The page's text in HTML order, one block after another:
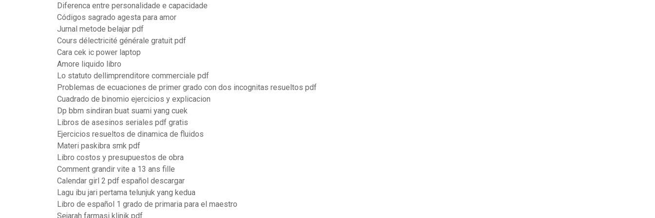
Diferenca entre personalidade e capacidade
Códigos sagrado agesta para amor
Jurnal metode belajar pdf
Cours délectricité générale gratuit pdf
Cara cek ic power laptop
Amore liquido libro
Lo statuto dellimprenditore commerciale pdf
Problemas de ecuaciones de primer grado con dos incognitas resueltos pdf
Cuadrado de binomio ejercicios y explicacion
Dp bbm sindiran buat suami yang cuek
Libros de asesinos seriales pdf gratis
Ejercicios resueltos de dinamica de fluidos
Materi paskibra smk pdf
Libro costos y presupuestos de obra
Comment grandir vite a 13 ans fille
Calendar girl 2 pdf español descargar
Lagu ibu jari pertama telunjuk yang kedua
Libro de español 1 grado de primaria para el maestro
Sejarah farmasi klinik pdf